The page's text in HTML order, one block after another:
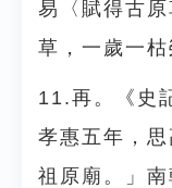
易〈賦得古
草，一歲一枯
11.再。《史
孝惠五年，
祖原廟。」